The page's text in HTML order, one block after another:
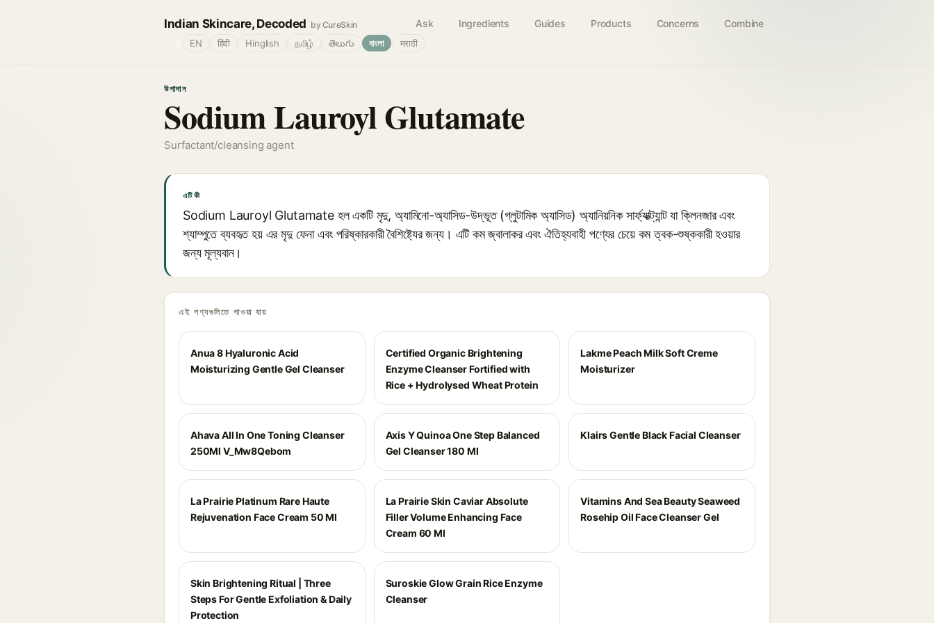
Indian Skincare, Decoded by CureSkin Ask Ingredients Guides Products Concerns Combine
EN हिंदी Hinglish தமிழ் తెలుగు বাংলা मराठी
উপাদান
Sodium Lauroyl Glutamate
Surfactant/cleansing agent
এটি কী
Sodium Lauroyl Glutamate হল একটি মৃদু, অ্যামিনো-অ্যাসিড-উদ্ভূত (গ্লুটামিক অ্যাসিড) অ্যানিয়নিক সার্ফ্যাক্ট্যান্ট যা ক্লিনজার এবং
শ্যাম্পুতে ব্যবহৃত হয় এর মৃদু ফেনা এবং পরিষ্কারকারী বৈশিষ্ট্যের জন্য। এটি কম জ্বালাকর এবং ঐতিহ্যবাহী পণ্যের চেয়ে কম ত্বক-শুষ্ককারী হওয়ার
জন্য মূল্যবান।
এই পণ্যগুলিতে পাওয়া যায়
Anua 8 Hyaluronic Acid
Moisturizing Gentle Gel Cleanser
Certified Organic Brightening
Enzyme Cleanser Fortified with
Rice + Hydrolysed Wheat Protein
Lakme Peach Milk Soft Creme
Moisturizer
Ahava All In One Toning Cleanser
250Ml V_Mw8Qebom
Axis Y Quinoa One Step Balanced
Gel Cleanser 180 Ml
Klairs Gentle Black Facial Cleanser
La Prairie Platinum Rare Haute
Rejuvenation Face Cream 50 Ml
La Prairie Skin Caviar Absolute
Filler Volume Enhancing Face
Cream 60 Ml
Vitamins And Sea Beauty Seaweed
Rosehip Oil Face Cleanser Gel
Skin Brightening Ritual | Three
Steps For Gentle Exfoliation & Daily
Protection
Suroskie Glow Grain Rice Enzyme
Cleanser